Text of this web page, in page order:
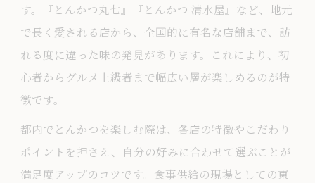
す。『とんかつ丸七』『とんかつ 清水屋』など、地元
で長く愛される店から、全国的に有名な店舗まで、訪
れる度に違った味の発見があります。これにより、初
心者からグルメ上級者まで幅広い層が楽しめるのが特
徴です。
都内でとんかつを楽しむ際は、各店の特徴やこだわり
ポイントを押さえ、自分の好みに合わせて選ぶことが
満足度アップのコツです。食事供給の現場としての東